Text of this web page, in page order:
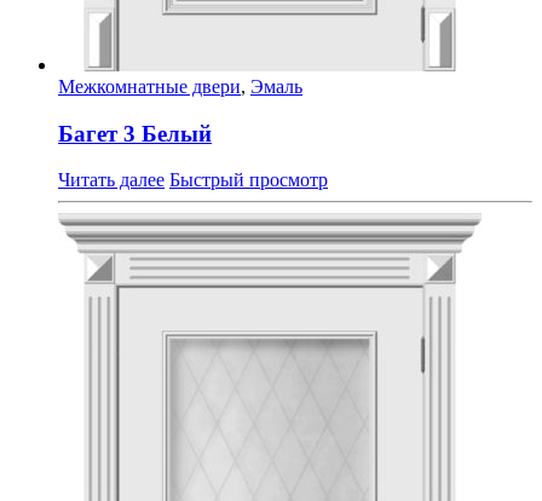
Межкомнатные двери, Эмаль
Багет 3 Белый
Читать далее Быстрый просмотр